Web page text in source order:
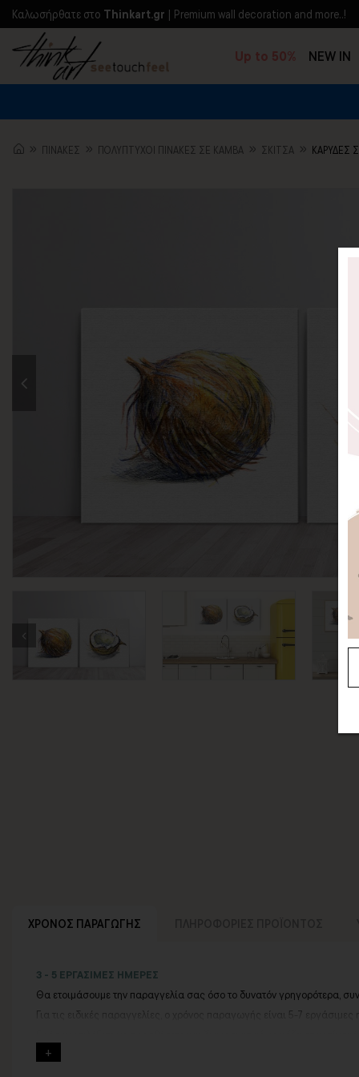
Kαλωσήρθατε στο Thinkart.gr | Premium wall decoration and more..!
Up to 50% NEW IN
ΠΙΝΑΚΕΣ ΠΟΛΥΠΤΥΧΟΙ ΠΙΝΑΚΕΣ ΣΕ ΚΑΜΒΑ ΣΚΊΤΣΑ ΚΑΡΥΔΕΣ
ΧΡΟΝΟΣ ΠΑΡΑΓΩΓΗΣ
3 - 5 ΕΡΓΑΣΙΜΕΣ ΗΜΕΡΕΣ
Θα ετοιμάσουμε την παραγγελία σας όσο το δυνατόν γρηγορότερα,
Για τις ειδικές παραγγελίες, ο χρόνος παραγωγής είναι 5-7 εργάσιμες
Εάν η αποστολή πραγματοποιείται κατά τη διάρκεια μεγάλων εορτών